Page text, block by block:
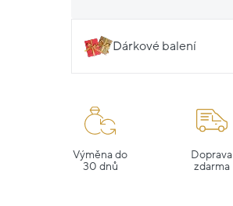
Dárkové balení
Výměna do
30 dnů
Doprava
zdarma